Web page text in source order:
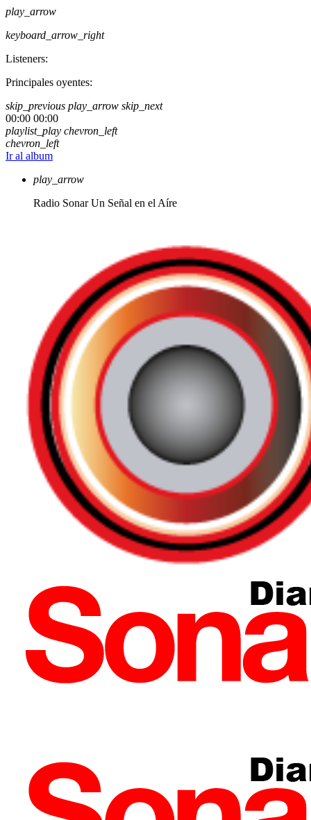
play_arrow
keyboard_arrow_right
Listeners:
Principales oyentes:
skip_previous play_arrow skip_next
00:00 00:00
playlist_play chevron_left
chevron_left
Ir al album
play_arrow
Radio Sonar Un Señal en el Aíre